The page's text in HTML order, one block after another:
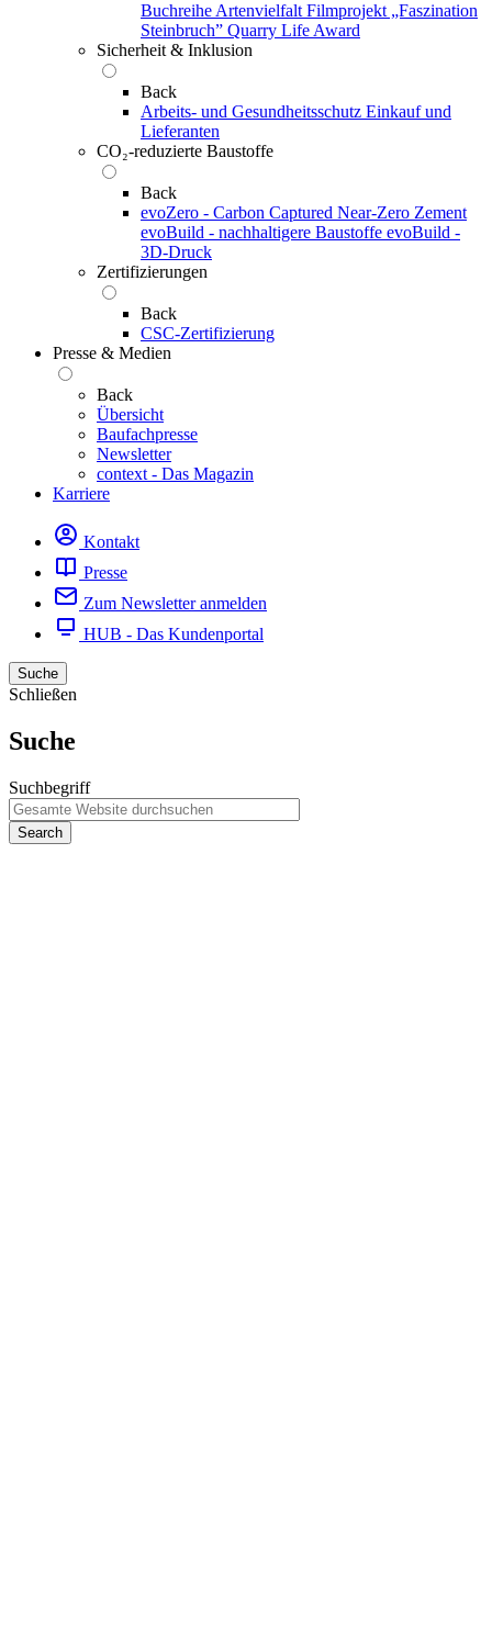
Buchreihe Artenvielfalt Filmprojekt „Faszination
Steinbruch” Quarry Life Award
Sicherheit & Inklusion
Back
Arbeits- und Gesundheitsschutz Einkauf und
Lieferanten
CO₂-reduzierte Baustoffe
Back
evoZero - Carbon Captured Near-Zero Zement
evoBuild - nachhaltigere Baustoffe evoBuild -
3D-Druck
Zertifizierungen
Back
CSC-Zertifizierung
Presse & Medien
Back
Übersicht
Baufachpresse
Newsletter
context - Das Magazin
Karriere
Kontakt
Presse
Zum Newsletter anmelden
HUB - Das Kundenportal
Suche
Schließen
Suche
Suchbegriff